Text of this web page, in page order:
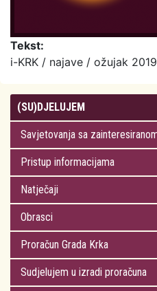
Tekst:
i-KRK / najave / ožujak
(SU)DJELUJEM
Savjetovanja sa
Pristup informacijama
Natječaji
Obrasci
Proračun Grada Krka
Sudjelujem u izradi proračuna